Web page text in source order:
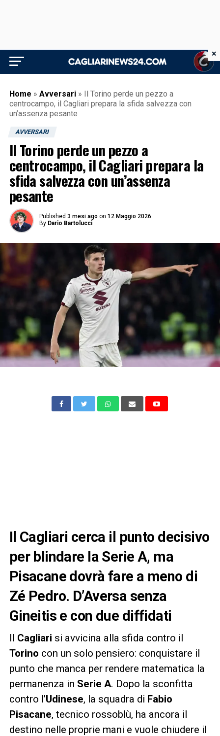
Home » Avversari » Il Torino perde un pezzo a
centrocampo, il Cagliari prepara la sfida salvezza con
un’assenza pesante
AVVERSARI
Il Torino perde un pezzo a
centrocampo, il Cagliari prepara la
sfida salvezza con un’assenza
pesante
Published 3 mesi ago on 12 Maggio 2026
By Dario Bartolucci
Il Cagliari cerca il punto decisivo
per blindare la Serie A, ma
Pisacane dovrà fare a meno di
Zé Pedro. D’Aversa senza
Gineitis e con due diffidati
Il Cagliari si avvicina alla sfida contro il
Torino con un solo pensiero: conquistare il
punto che manca per rendere matematica la
permanenza in Serie A. Dopo la sconfitta
contro l’Udinese, la squadra di Fabio
Pisacane, tecnico rossoblù, ha ancora il
destino nelle proprie mani e vuole chiudere il
×